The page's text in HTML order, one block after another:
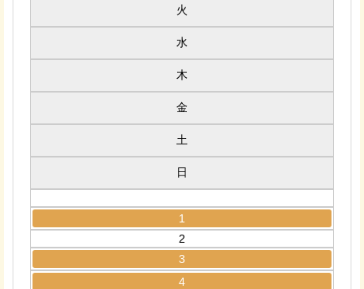
火
水
木
金
土
日
1
2
3
4